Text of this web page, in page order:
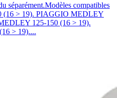
séparément.Modèles compatibles
(16 > 19). PIAGGIO MEDLEY
125-150 (16 > 19).
> 19)....